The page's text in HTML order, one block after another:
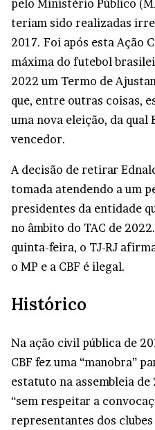
pelo Ministério Público
teriam sido realizadas
2017. Foi após esta Ação
máxima do futebol
2022 um Termo de
que, entre outras coisas,
uma nova eleição, da qual
vencedor.
A decisão de retirar
tomada atendendo a um
presidentes da entidade
no âmbito do TAC de
quinta-feira, o TJ-RJ
o MP e a CBF é ilegal.
Histórico
Na ação civil pública de
CBF fez uma “manobra”
estatuto na assembleia de
“sem respeitar a
representantes dos clubes